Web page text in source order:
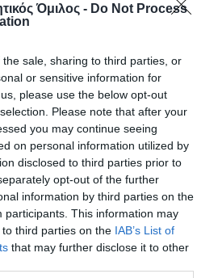
Όμιλος - Do Not Process
sale, sharing to third parties, or
or sensitive information for
please use the below opt-out
Please note that after your
you may continue seeing
on personal information utilized by
disclosed to third parties prior to
opt-out of the further
information by third parties on the
participants. This information may
third parties on the IAB’s List of
that may further disclose it to other
στην κορυφαία στιγμή
εξωτερικό, έχουν ακόμα τα
στους πρώτους σκόρερ του
και μετέπειτα Τσάμπιονς Λιγκ.